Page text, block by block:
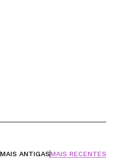
MAIS ANTIGASMAIS RECENTES